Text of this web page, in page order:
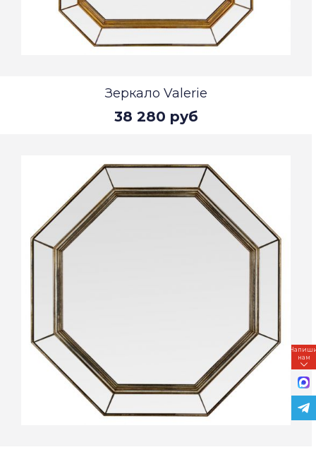
Зеркало Valerie
38 280 руб
нам